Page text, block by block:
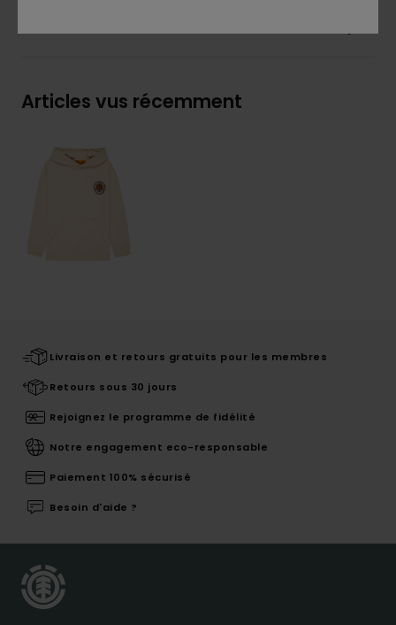
Articles vus récemment
Livraison et retours gratuits pour les membres
Retours sous 30 jours
Rejoignez le programme de fidélité
Notre engagement eco-responsable
Paiement 100% sécurisé
Besoin d'aide ?